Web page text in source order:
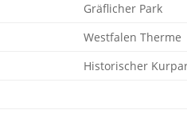
Gräflicher Park
Westfalen Therme
Historischer